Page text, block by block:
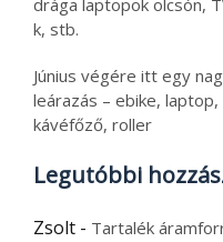
k, stb.
Június végére itt egy
leárazás – ebike,
kávéfőző, roller
Legutóbbi
Zsolt - Tartalék